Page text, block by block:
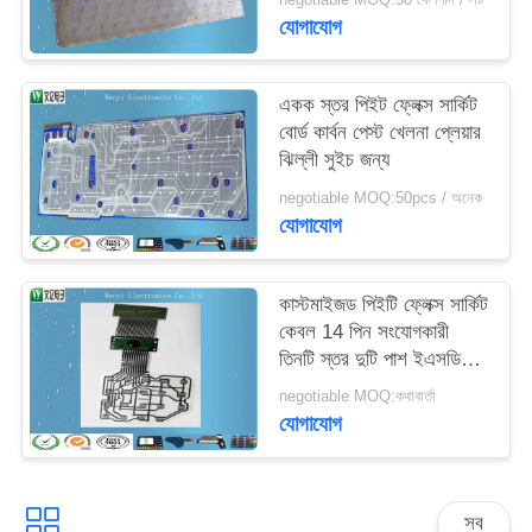
যোগাযোগ
একক স্তর পিইট ফ্লেক্স সার্কিট
বোর্ড কার্বন পেস্ট খেলনা প্লেয়ার
ঝিল্লী সুইচ জন্য
negotiable MOQ:50pcs / অনেক
যোগাযোগ
কাস্টমাইজড পিইটি ফ্লেক্স সার্কিট
কেবল 14 পিন সংযোগকারী
তিনটি স্তর দুটি পাশ ইএসডি
শিল্ড স্তর
negotiable MOQ:কথাবার্তা
যোগাযোগ
সব